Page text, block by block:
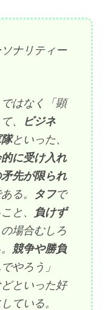
ナリティー
はなく「顕
、
ビジネ
といった、
に受け入れ
先が限られ
る。 タフで
と、
負けず
場合むしろ
競争や勝負
やろう」
といった好
ている。